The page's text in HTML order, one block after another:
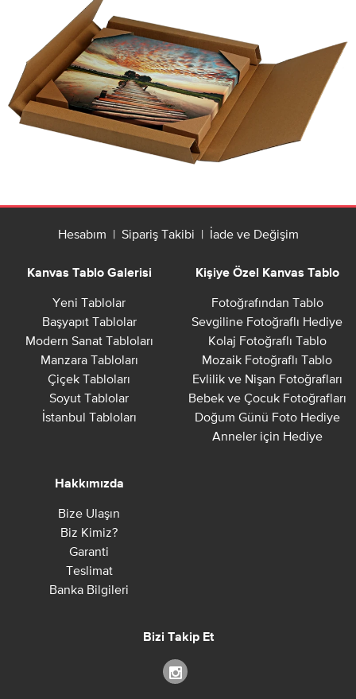
Hesabım | Sipariş Takibi | İade ve Değişim
Kanvas Tablo Galerisi
Yeni Tablolar
Başyapıt Tablolar
Modern Sanat Tabloları
Manzara Tabloları
Çiçek Tabloları
Soyut Tablolar
İstanbul Tabloları
Kişiye Özel Kanvas Tablo
Fotoğrafından Tablo
Sevgiline Fotoğraflı Hediye
Kolaj Fotoğraflı Tablo
Mozaik Fotoğraflı Tablo
Evlilik ve Nişan Fotoğrafları
Bebek ve Çocuk Fotoğrafları
Doğum Günü Foto Hediye
Anneler için Hediye
Hakkımızda
Bize Ulaşın
Biz Kimiz?
Garanti
Teslimat
Banka Bilgileri
Bizi Takip Et